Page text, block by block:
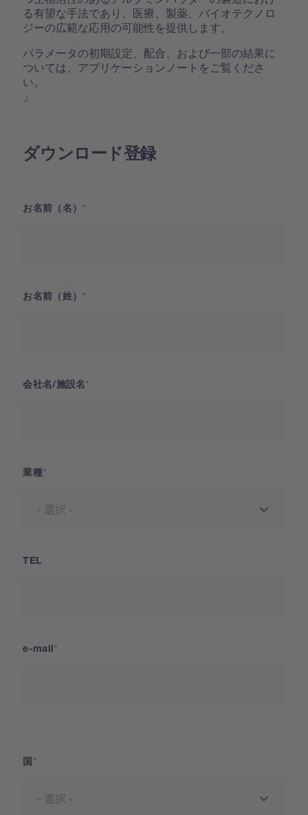
る有望な手法であり、医療、製薬、バイオテクノロ
ジーの広範な応用の可能性を提供します。
パラメータの初期設定、配合、および一部の結果に
ついては、アプリケーションノートをご覧くださ
い。
」
ダウンロード登録
お名前（名）
お名前（姓）
会社名/施設名
業種
TEL
e-mail
国